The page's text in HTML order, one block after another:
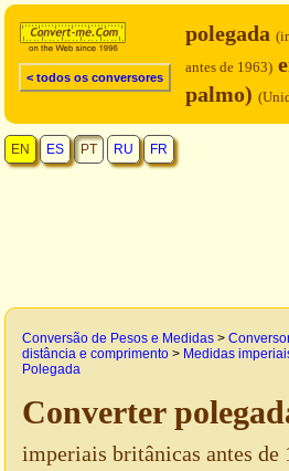
< todos os conversores
polegada
antes de 1963)
palmo)
EN ES PT RU FR
Conversão de Pesos e Medidas >
distância e comprimento > Medidas
Polegada
Converter
imperiais britânicas antes de